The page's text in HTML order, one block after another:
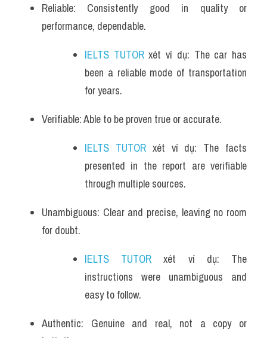
Reliable: Consistently good in quality or
performance, dependable.
IELTS TUTOR xét ví dụ: The car has
been a reliable mode of transportation
for years.
Verifiable: Able to be proven true or accurate.
IELTS TUTOR xét ví dụ: The facts
presented in the report are verifiable
through multiple sources.
Unambiguous: Clear and precise, leaving no room
for doubt.
IELTS TUTOR xét ví dụ: The
instructions were unambiguous and
easy to follow.
Authentic: Genuine and real, not a copy or